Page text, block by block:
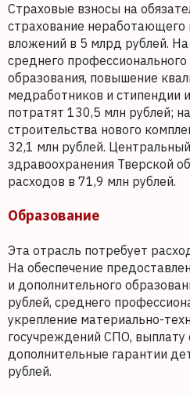
Страховые взносы на
страхование неработающего
вложений в 5 млрд рублей.
среднего
образования, повышение
медработников и стипендии
потратят 130,5 млн рублей;
строительства нового
32,1 млн рублей.
здравоохранения Тверской
расходов в 71,9 млн рублей.
Образование
Эта отрасль потребует
На обеспечение
и дополнительного
рублей, среднего
укрепление материально-
госучреждений СПО, выплату
дополнительные гарантии
рублей.